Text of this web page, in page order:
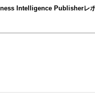
Intelligence Publisherレポ